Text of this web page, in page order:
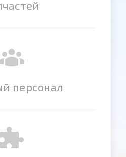
персонал